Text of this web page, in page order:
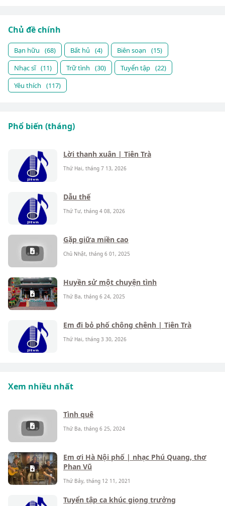
Chủ đề chính
Bạn hữu (68) Bất hủ (4) Biên soạn
(15)
Nhạc sĩ (11) Trữ tình (30) Tuyển tập (22)
Yêu thích
(117)
Phổ biến (tháng)
Lời thanh xuân | Tiên Trà
Thứ Hai, tháng 7 13, 2026
Dẫu thế
Thứ Tư, tháng 4 08, 2026
Gặp giữa miền cao
Chủ Nhật, tháng 6 01, 2025
Huyền sử một chuyện tình
Thứ Ba, tháng 6 24, 2025
Em đi bỏ phố chông chênh | Tiên Trà
Thứ Hai, tháng 3 30, 2026
Xem nhiều nhất
Tình quê
Thứ Ba, tháng 6 25, 2024
Em ơi Hà Nội phố | nhạc Phú Quang, thơ
Phan Vũ
Thứ Bảy, tháng 12 11, 2021
Tuyển tập ca khúc giọng trưởng